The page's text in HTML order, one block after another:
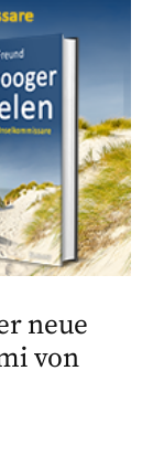
neue
von